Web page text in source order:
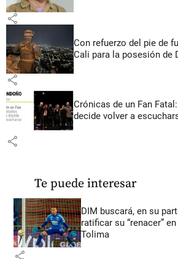
share
Con refuerzo del pie de
Cali para la posesión de
share
Crónicas de un Fan
decide volver a
share
Te puede interesar
DIM buscará, en su
ratificar su “renacer”
Tolima
share